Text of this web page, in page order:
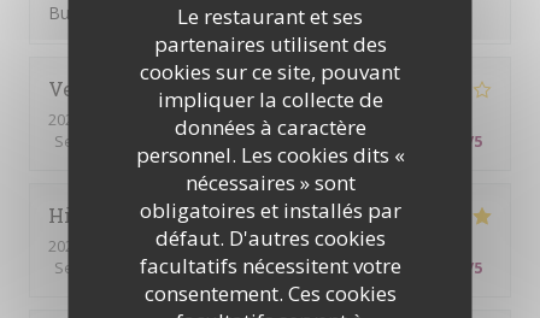
Le restaurant et ses
partenaires utilisent des
cookies sur ce site, pouvant
impliquer la collecte de
données à caractère
personnel. Les cookies dits «
nécessaires » sont
obligatoires et installés par
défaut. D'autres cookies
facultatifs nécessitent votre
consentement. Ces cookies
Buffet copieux et bon.
Veronique R
2026-07-26
- 12:30 - Couverts 2
Service
Ambiance:5/5 Cuisine:4/5 Qualité / Prix /5
Hillary
2026-07-21
- 19:00 - Couverts 2
Service
/5 Ambiance:5 /5 Cuisine:5/5 Qualité / Prix /5